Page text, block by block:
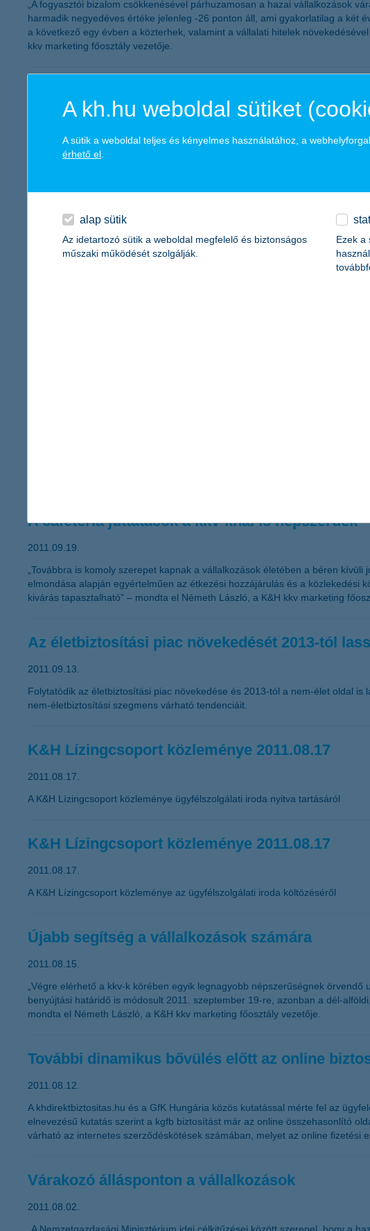
„A fogyasztói bizalom csökkenésével párhuzamosan a hazai vállalkozások
harmadik negyedéves értéke jelenleg -26 ponton áll, ami gyakorlatilag a két
a következő egy évben a közterhek, valamint a vállalati hitelek
kkv marketing főosztály vezetője.
2011.09.30.
2011. október 3-tól a K&H megkezdi a Széchenyi Pihenő (SZÉP) Kártyával
korábbi eredményhez képest. A K&H Bankcsoport 8 milliárd forint új
hitelek aránya 9,3%-ról 9,4%-ra nőtt egy negyedév alatt. A K&H Biztosító
A K&H Eszközfinanszírozó Pénzügyi Lízing Zártkörűen Működő
A cafeteria juttatások a kkv-knál is népszerűek
2011.09.19.
„Továbbra is komoly szerepet kapnak a vállalkozások életében a béren
elmondása alapján egyértelműen az étkezési hozzájárulás és a közlekedési
kivárás tapasztalható” – mondta el Németh László, a K&H kkv marketing
Az életbiztosítási piac növekedését 2013-tól
2011.09.13.
Folytatódik az életbiztosítási piac növekedése és 2013-tól a nem-élet oldal
nem-életbiztosítási szegmens várható tendenciáit.
K&H Lízingcsoport közleménye 2011.08.17
2011.08.17.
A K&H Lízingcsoport közleménye ügyfélszolgálati iroda nyitva tartásáról
K&H Lízingcsoport közleménye 2011.08.17
2011.08.17.
A K&H Lízingcsoport közleménye az ügyfélszolgálati iroda költözéséről
Újabb segítség a vállalkozások számára
2011.08.15.
„Végre elérhető a kkv-k körében egyik legnagyobb népszerűségnek
benyújtási határidő is módosult 2011. szeptember 19-re, azonban a dél-
mondta el Németh László, a K&H kkv marketing főosztály vezetője.
További dinamikus bővülés előtt az online
2011.08.12.
A khdirektbiztositas.hu és a GfK Hungária közös kutatással mérte fel az
elnevezésű kutatás szerint a kgfb biztosítást már az online összehasonlító
várható az internetes szerződéskötések számában, melyet az online fizetési
Várakozó állásponton a vállalkozások
2011.08.02.
A kh.hu weboldal sütiket
A sütik a weboldal teljes és kényelmes használatához, a
érhető el
alap sütik
Az idetartozó sütik a weboldal megfelelő és biztonságos
műszaki működését szolgálják.
Ezek a